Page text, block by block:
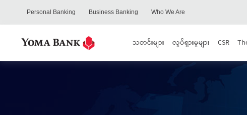
Personal Banking Business Banking Who We Are
သတင်းများ လှုပ်ရှားမှုများ CSR